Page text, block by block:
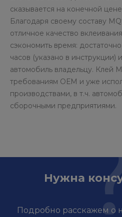
сказывается на конечной
Благодаря своему составу
отличное качество
сэкономить время:
часов (указано в инструкции)
автомобиль владельцу. Клей
требованиям ОЕМ и уже
производствами, в т.ч.
сборочными предприятиями.
Нужна
Подробно расскажем о